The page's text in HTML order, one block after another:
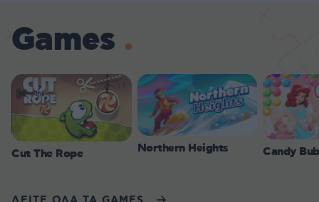
Games
Cut The Rope Northern Heights Candy